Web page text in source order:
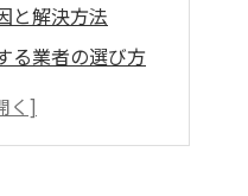
と解決方法
る業者の選び方
解決する方法